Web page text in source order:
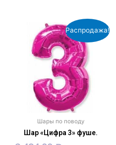
Распродажа!
Шары по поводу
Шар «Цифра 3» фуше.